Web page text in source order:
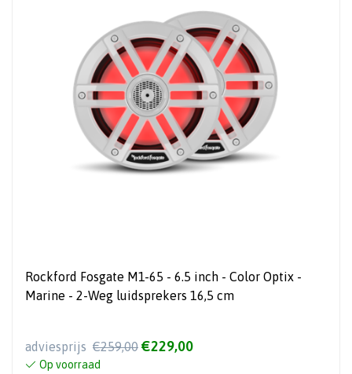
Rockford Fosgate M1-65 - 6.5 inch - Color Optix -
Marine - 2-Weg luidsprekers 16,5 cm
adviesprijs €259,00 €229,00
Op voorraad